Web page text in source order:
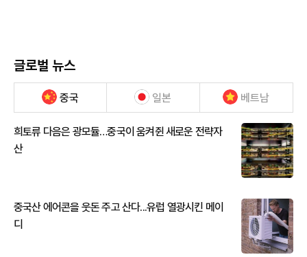
글로벌 뉴스
중국 일본 베트남
희토류 다음은 광모듈…중국이 움켜쥔 새로운 전략자
산
중국산 에어콘을 웃돈 주고 산다...유럽 열광시킨 메이
디